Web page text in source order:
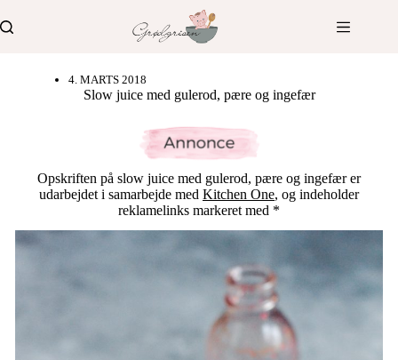
til
indhold
4. MARTS 2018
Slow juice med gulerod, pære og ingefær
Opskriften på slow juice med gulerod, pære og ingefær er
udarbejdet i samarbejde med Kitchen One, og indeholder
reklamelinks markeret med *